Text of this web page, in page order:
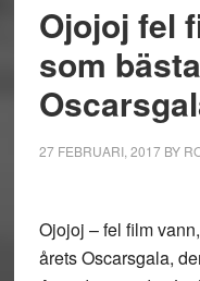
Ojojoj fel
som
27 FEBRUARI, 2017BY
Ojojoj – fel film
årets Oscarsgala,